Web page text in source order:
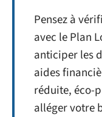
Pensez à
avec le Plan
anticiper les
aides
réduite, éco-
alléger votre